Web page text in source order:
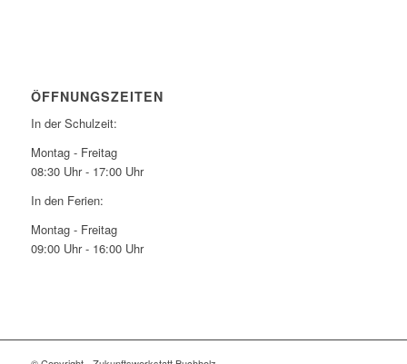
ÖFFNUNGSZEITEN
In der Schulzeit:
Montag - Freitag
08:30 Uhr - 17:00 Uhr
In den Ferien:
Montag - Freitag
09:00 Uhr - 16:00 Uhr